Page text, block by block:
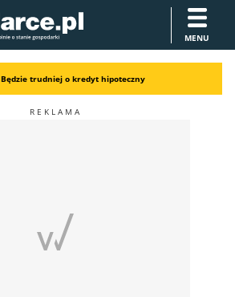
MENU
Będzie trudniej o kredyt hipoteczny